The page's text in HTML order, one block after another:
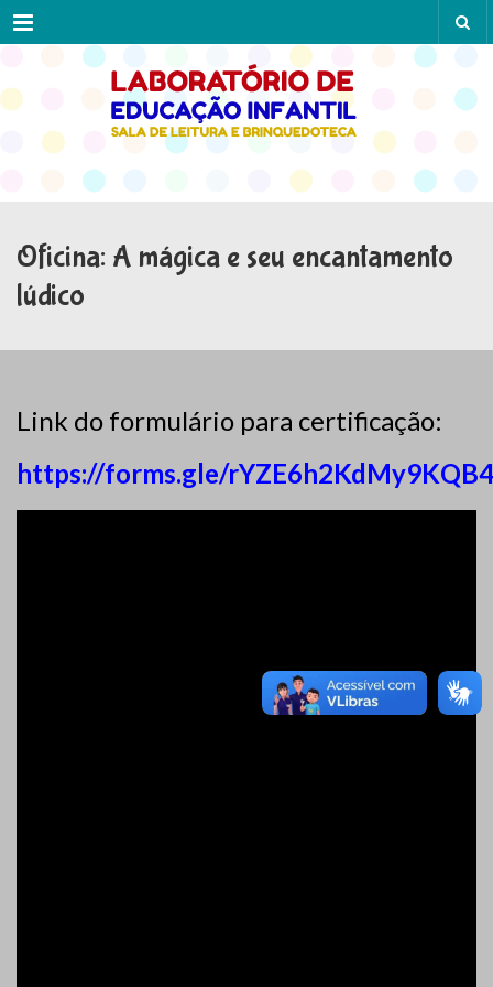
Menu
Oficina: A mágica e seu encantamento
lúdico
Link do formulário para certificação:
https://forms.gle/